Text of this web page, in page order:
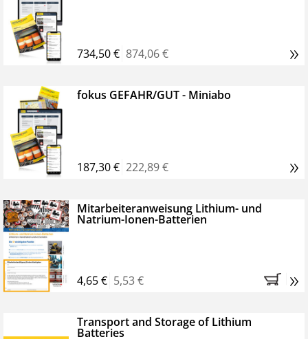
734,50 € 874,06 € »
fokus GEFAHR/GUT - Miniabo
187,30 € 222,89 € »
Mitarbeiteranweisung Lithium- und
Natrium-Ionen-Batterien
4,65 € 5,53 € »
Transport and Storage of Lithium
Batteries